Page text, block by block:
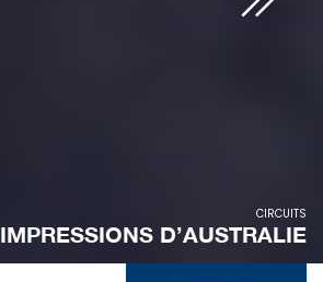
CIRCUITS
IMPRESSIONS D’AUSTRALIE